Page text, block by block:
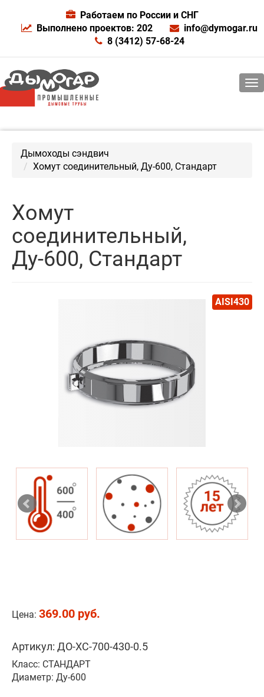
Работаем по России и СНГ
Выполнено проектов: 202
info@dymogar.ru
8 (3412) 57-68-24
Дымоходы сэндвич
Хомут соединительный, Ду-600, Стандарт
Хомут
соединительный,
Ду-600, Стандарт
AISI430
Цена: 369.00 руб.
Артикул: ДО-ХС-700-430-0.5
Класс: СТАНДАРТ
Диаметр: Ду-600